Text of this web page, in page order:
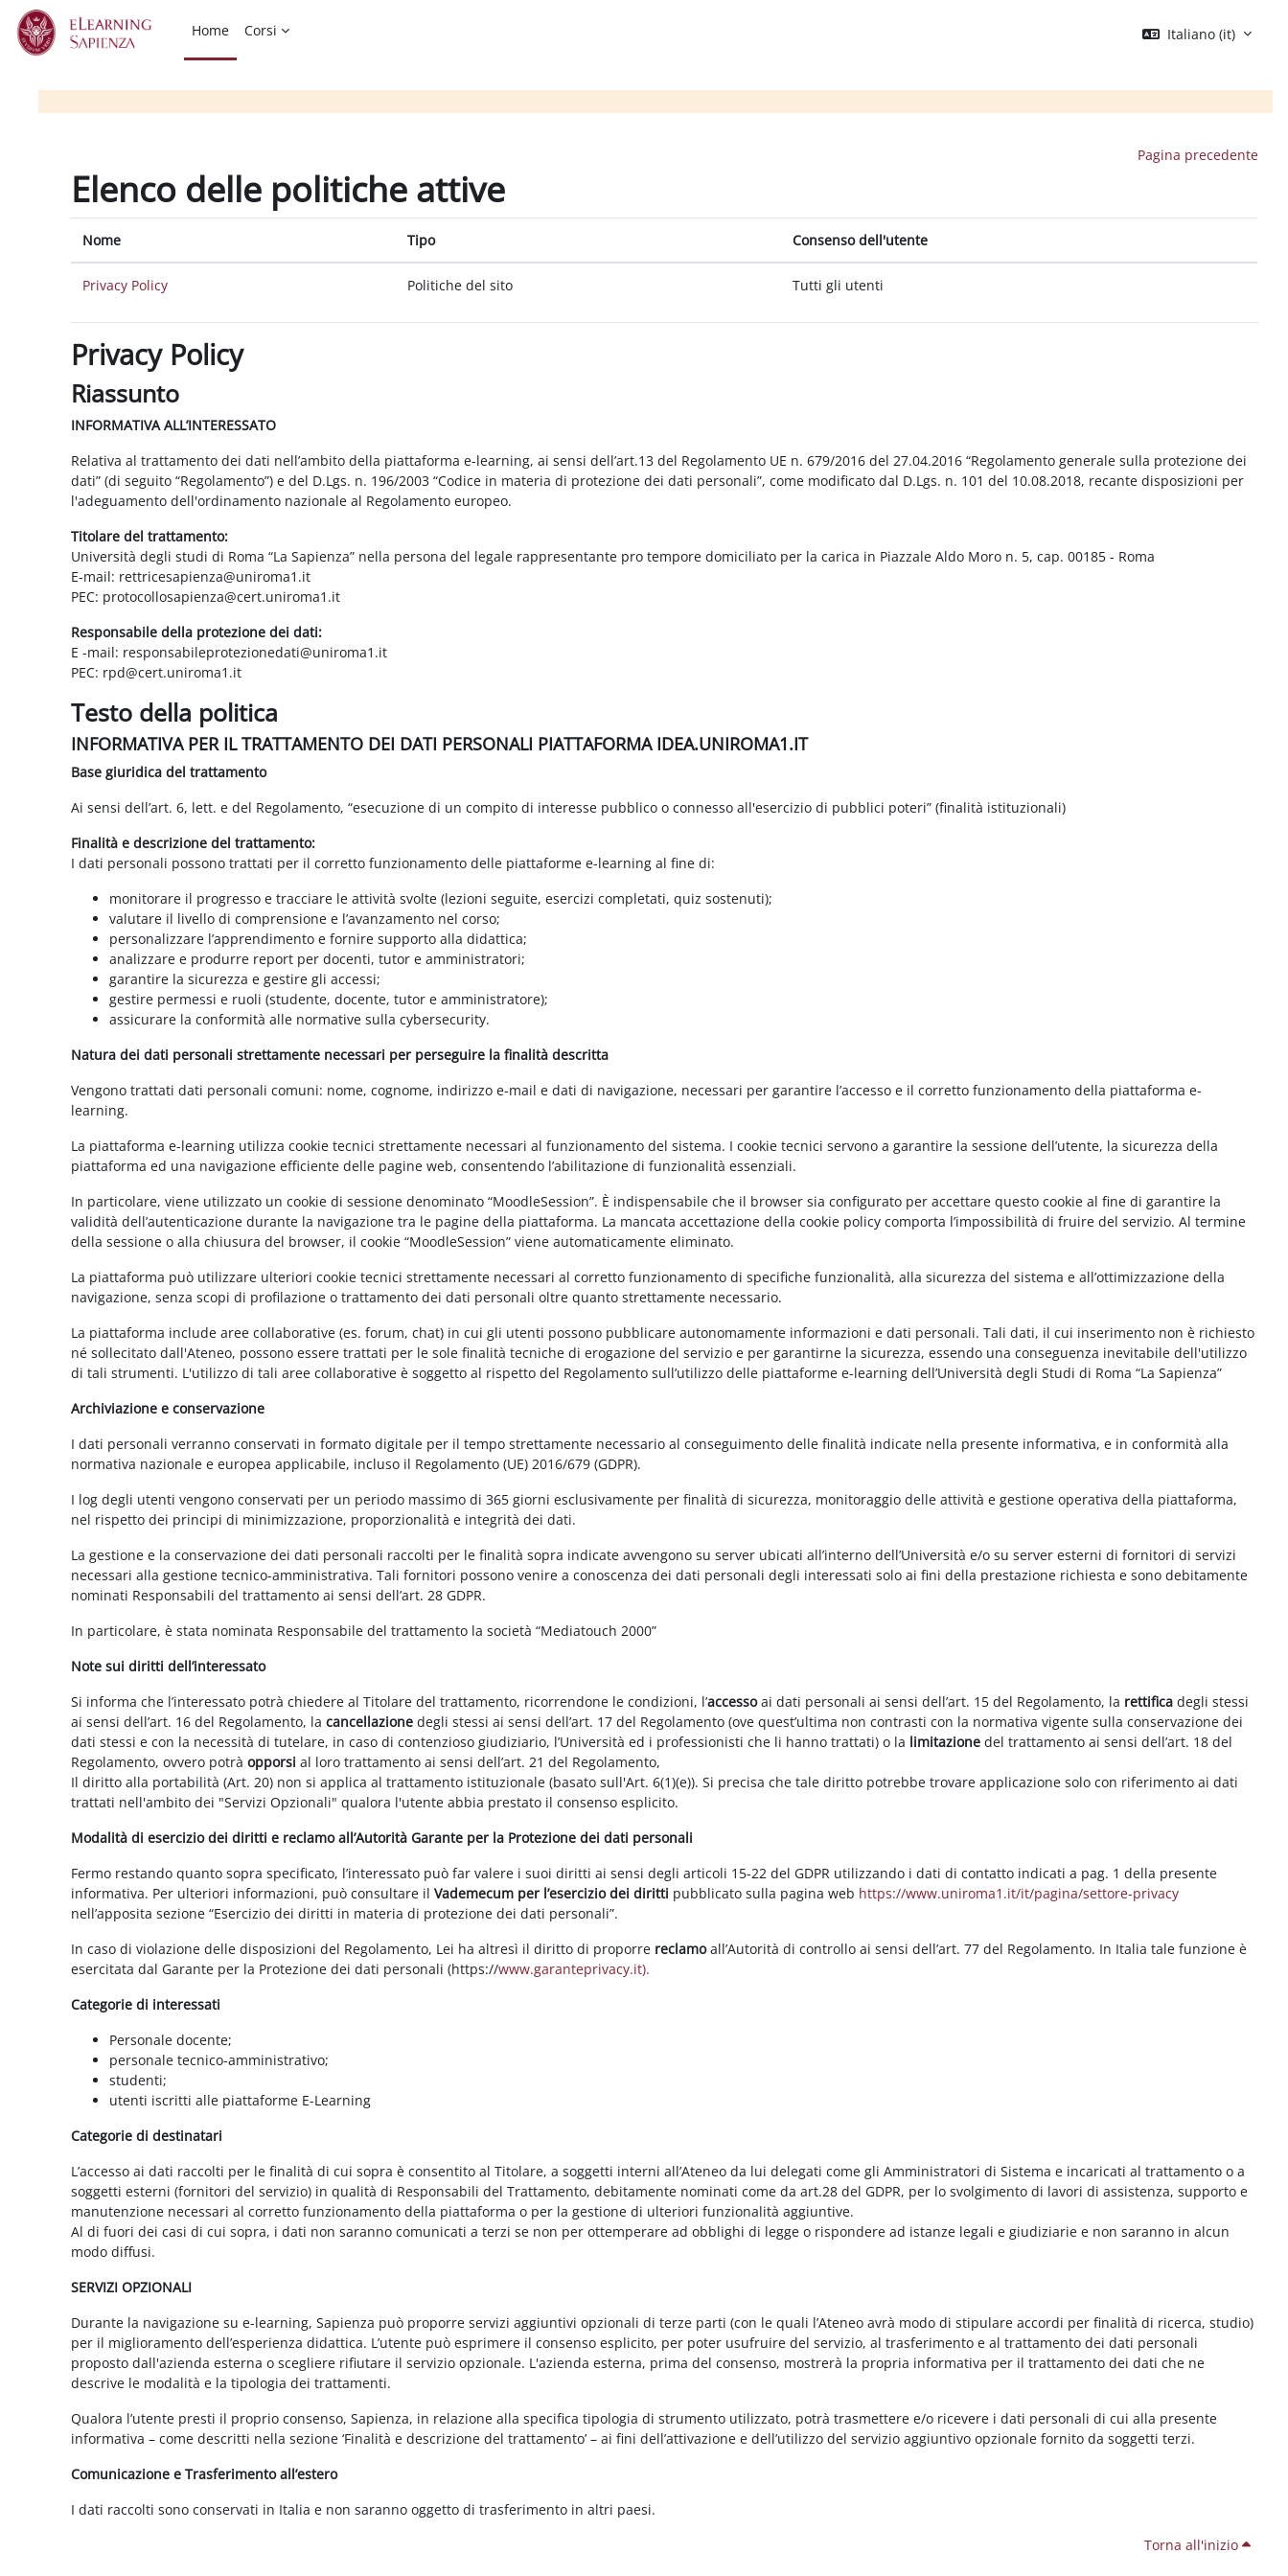
Vai al contenuto principale
Home
Corsi Italiano ‎(it)‎
Pagina precedente
Elenco delle politiche attive
Nome Tipo Consenso dell'utente
Privacy Policy Politiche del sito Tutti gli utenti
Privacy Policy
Riassunto
INFORMATIVA ALL’INTERESSATO
Relativa al trattamento dei dati nell’ambito della piattaforma e-learning, ai sensi dell’art.13 del Regolamento UE n. 679/2016 del 27.04.2016 “Regolamento generale sulla protezione dei
dati” (di seguito “Regolamento”) e del D.Lgs. n. 196/2003 “Codice in materia di protezione dei dati personali”, come modificato dal D.Lgs. n. 101 del 10.08.2018, recante disposizioni per
l'adeguamento dell'ordinamento nazionale al Regolamento europeo.
Titolare del trattamento:
Università degli studi di Roma “La Sapienza” nella persona del legale rappresentante pro tempore domiciliato per la carica in Piazzale Aldo Moro n. 5, cap. 00185 - Roma
E-mail: rettricesapienza@uniroma1.it
PEC: protocollosapienza@cert.uniroma1.it
Responsabile della protezione dei dati:
E -mail: responsabileprotezionedati@uniroma1.it
PEC: rpd@cert.uniroma1.it
Testo della politica
INFORMATIVA PER IL TRATTAMENTO DEI DATI PERSONALI PIATTAFORMA IDEA.UNIROMA1.IT
Base giuridica del trattamento
Ai sensi dell’art. 6, lett. e del Regolamento, “esecuzione di un compito di interesse pubblico o connesso all'esercizio di pubblici poteri” (finalità istituzionali)
Finalità e descrizione del trattamento:
I dati personali possono trattati per il corretto funzionamento delle piattaforme e-learning al fine di:
monitorare il progresso e tracciare le attività svolte (lezioni seguite, esercizi completati, quiz sostenuti);
valutare il livello di comprensione e l’avanzamento nel corso;
personalizzare l’apprendimento e fornire supporto alla didattica;
analizzare e produrre report per docenti, tutor e amministratori;
garantire la sicurezza e gestire gli accessi;
gestire permessi e ruoli (studente, docente, tutor e amministratore);
assicurare la conformità alle normative sulla cybersecurity.
Natura dei dati personali strettamente necessari per perseguire la finalità descritta
Vengono trattati dati personali comuni: nome, cognome, indirizzo e-mail e dati di navigazione, necessari per garantire l’accesso e il corretto funzionamento della piattaforma e-
learning.
La piattaforma e-learning utilizza cookie tecnici strettamente necessari al funzionamento del sistema. I cookie tecnici servono a garantire la sessione dell’utente, la sicurezza della
piattaforma ed una navigazione efficiente delle pagine web, consentendo l’abilitazione di funzionalità essenziali.
In particolare, viene utilizzato un cookie di sessione denominato “MoodleSession”. È indispensabile che il browser sia configurato per accettare questo cookie al fine di garantire la
validità dell’autenticazione durante la navigazione tra le pagine della piattaforma. La mancata accettazione della cookie policy comporta l’impossibilità di fruire del servizio. Al termine
della sessione o alla chiusura del browser, il cookie “MoodleSession” viene automaticamente eliminato.
La piattaforma può utilizzare ulteriori cookie tecnici strettamente necessari al corretto funzionamento di specifiche funzionalità, alla sicurezza del sistema e all’ottimizzazione della
navigazione, senza scopi di profilazione o trattamento dei dati personali oltre quanto strettamente necessario.
La piattaforma include aree collaborative (es. forum, chat) in cui gli utenti possono pubblicare autonomamente informazioni e dati personali. Tali dati, il cui inserimento non è richiesto
né sollecitato dall'Ateneo, possono essere trattati per le sole finalità tecniche di erogazione del servizio e per garantirne la sicurezza, essendo una conseguenza inevitabile dell'utilizzo
di tali strumenti. L'utilizzo di tali aree collaborative è soggetto al rispetto del Regolamento sull’utilizzo delle piattaforme e-learning dell’Università degli Studi di Roma “La Sapienza”
Archiviazione e conservazione
I dati personali verranno conservati in formato digitale per il tempo strettamente necessario al conseguimento delle finalità indicate nella presente informativa, e in conformità alla
normativa nazionale e europea applicabile, incluso il Regolamento (UE) 2016/679 (GDPR).
I log degli utenti vengono conservati per un periodo massimo di 365 giorni esclusivamente per finalità di sicurezza, monitoraggio delle attività e gestione operativa della piattaforma,
nel rispetto dei principi di minimizzazione, proporzionalità e integrità dei dati.
La gestione e la conservazione dei dati personali raccolti per le finalità sopra indicate avvengono su server ubicati all’interno dell’Università e/o su server esterni di fornitori di servizi
necessari alla gestione tecnico-amministrativa. Tali fornitori possono venire a conoscenza dei dati personali degli interessati solo ai fini della prestazione richiesta e sono debitamente
nominati Responsabili del trattamento ai sensi dell’art. 28 GDPR.
In particolare, è stata nominata Responsabile del trattamento la società “Mediatouch 2000”
Note sui diritti dell’interessato
Si informa che l’interessato potrà chiedere al Titolare del trattamento, ricorrendone le condizioni, l’accessoai dati personali ai sensi dell’art. 15 del Regolamento, la rettificadegli stessi
ai sensi dell’art. 16 del Regolamento, lacancellazione degli stessi ai sensi dell’art. 17 del Regolamento (ove quest’ultima non contrasti con la normativa vigente sulla conservazione dei
dati stessi e con la necessità di tutelare, in caso di contenzioso giudiziario, l’Università ed i professionisti che li hanno trattati) o la limitazione del trattamento ai sensi dell’art. 18 del
Regolamento, ovvero potràopporsi al loro trattamento ai sensi dell’art. 21 del Regolamento,
Il diritto alla portabilità (Art. 20) non si applica al trattamento istituzionale (basato sull'Art. 6(1)(e)). Si precisa che tale diritto potrebbe trovare applicazione solo con riferimento ai dati
trattati nell'ambito dei "Servizi Opzionali" qualora l'utente abbia prestato il consenso esplicito.
Modalità di esercizio dei diritti e reclamo all’Autorità Garante per la Protezione dei dati personali
Fermo restando quanto sopra specificato, l’interessato può far valere i suoi diritti ai sensi degli articoli 15-22 del GDPR utilizzando i dati di contatto indicati a pag. 1 della presente
informativa. Per ulteriori informazioni, può consultare ilVademecum per l’esercizio dei diritti pubblicato sulla pagina web https://www.uniroma1.it/it/pagina/settore-privacy
nell’apposita sezione “Esercizio dei diritti in materia di protezione dei dati personali”.
In caso di violazione delle disposizioni del Regolamento, Lei ha altresì il diritto di proporre reclamoall’Autorità di controllo ai sensi dell’art. 77 del Regolamento. In Italia tale funzione è
esercitata dal Garante per la Protezione dei dati personali (https://www.garanteprivacy.it).
Categorie di interessati
Personale docente;
personale tecnico-amministrativo;
studenti;
utenti iscritti alle piattaforme E-Learning
Categorie di destinatari
L’accesso ai dati raccolti per le finalità di cui sopra è consentito al Titolare, a soggetti interni all’Ateneo da lui delegati come gli Amministratori di Sistema e incaricati al trattamento o a
soggetti esterni (fornitori del servizio) in qualità di Responsabili del Trattamento, debitamente nominati come da art.28 del GDPR, per lo svolgimento di lavori di assistenza, supporto e
manutenzione necessari al corretto funzionamento della piattaforma o per la gestione di ulteriori funzionalità aggiuntive.
Al di fuori dei casi di cui sopra, i dati non saranno comunicati a terzi se non per ottemperare ad obblighi di legge o rispondere ad istanze legali e giudiziarie e non saranno in alcun
modo diffusi.
SERVIZI OPZIONALI
Durante la navigazione su e-learning, Sapienza può proporre servizi aggiuntivi opzionali di terze parti (con le quali l’Ateneo avrà modo di stipulare accordi per finalità di ricerca, studio)
per il miglioramento dell’esperienza didattica. L’utente può esprimere il consenso esplicito, per poter usufruire del servizio, al trasferimento e al trattamento dei dati personali
proposto dall'azienda esterna o scegliere rifiutare il servizio opzionale. L'azienda esterna, prima del consenso, mostrerà la propria informativa per il trattamento dei dati che ne
descrive le modalità e la tipologia dei trattamenti.
Qualora l’utente presti il proprio consenso, Sapienza, in relazione alla specifica tipologia di strumento utilizzato, potrà trasmettere e/o ricevere i dati personali di cui alla presente
informativa – come descritti nella sezione ‘Finalità e descrizione del trattamento’ – ai fini dell’attivazione e dell’utilizzo del servizio aggiuntivo opzionale fornito da soggetti terzi.
Comunicazione e Trasferimento all’estero
I dati raccolti sono conservati in Italia e non saranno oggetto di trasferimento in altri paesi.
Torna all'inizio